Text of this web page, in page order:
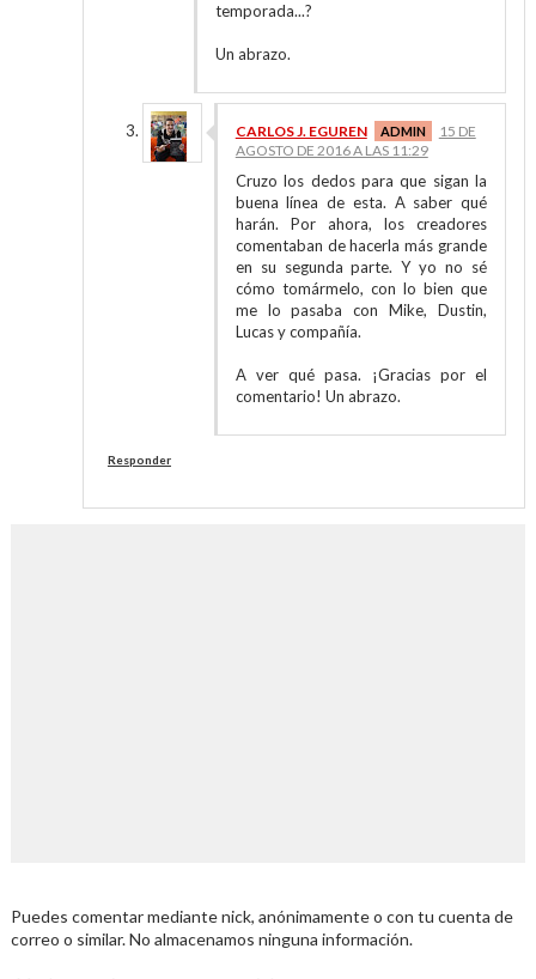
temporada...?
Un abrazo.
CARLOS J. EGUREN
15 DE
AGOSTO DE 2016 A LAS 11:29
Cruzo los dedos para que sigan la
buena línea de esta. A saber qué
harán. Por ahora, los creadores
comentaban de hacerla más grande
en su segunda parte. Y yo no sé
cómo tomármelo, con lo bien que
me lo pasaba con Mike, Dustin,
Lucas y compañía.
A ver qué pasa. ¡Gracias por el
comentario! Un abrazo.
Responder
Puedes comentar mediante nick, anónimamente o con tu cuenta de
correo o similar. No almacenamos ninguna información.